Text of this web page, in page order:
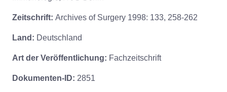
Zeitschrift: Archives of Surgery 1998: 133, 258-262
Land: Deutschland
Art der Veröffentlichung: Fachzeitschrift
Dokumenten-ID: 2851